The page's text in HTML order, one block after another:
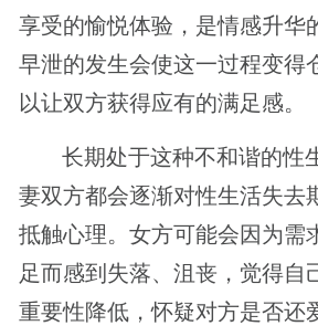
享受的愉悦体验，是情感升华
早泄的发生会使这一过程变得
以让双方获得应有的满足感。
长期处于这种不和谐的性
妻双方都会逐渐对性生活失去
抵触心理。女方可能会因为需
足而感到失落、沮丧，觉得自
重要性降低，怀疑对方是否还